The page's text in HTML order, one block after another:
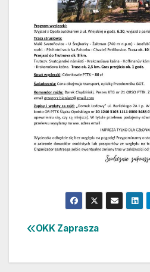
Nawigacja
wpisu
OKK Zaprasza